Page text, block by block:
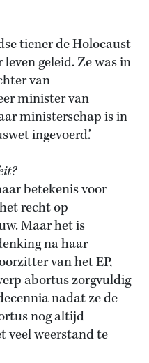
tiener de Holocaust
geleid. Ze was in
van
minister van
ministerschap is in
ingevoerd.’
betekenis voor
recht op
Maar het is
na haar
van het EP,
abortus zorgvuldig
nadat ze de
nog altijd
veel weerstand te